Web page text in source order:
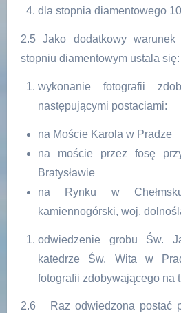
dla stopnia diamentowego
2.5 Jako dodatkowy
stopniu diamentowym ustala się:
wykonanie fotografii
następującymi postaciami:
na Moście Karola w Pradze
na moście przez fosę
Bratysławie
na Rynku w
kamiennogórski, woj.
odwiedzenie grobu Św.
katedrze Św. Wita w
fotografii zdobywającego na
2.6 Raz odwiedzona postać